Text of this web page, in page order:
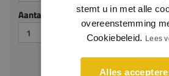
Aantal stuks
stemt u in met alle
overeenstemming
Cookiebeleid. Lees
Alles